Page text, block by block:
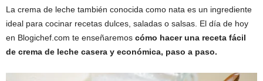
La crema de leche también conocida como nata es un ingrediente
ideal para cocinar recetas dulces, saladas o salsas. El día de hoy
en Blogichef.com te enseñaremos cómo hacer una receta fácil
de crema de leche casera y económica, paso a paso.